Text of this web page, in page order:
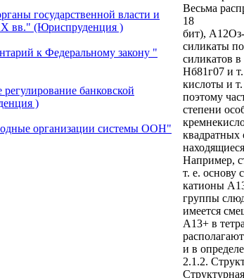
государственной власти и
вв." (Юриспруденция )
к Федеральному закону "
банковской
)
организации системы ООН"
Весьма
18
бит),
силикаты
силикатов
Нб81г07 и
кислоты и
поэтому
степени
квадратных
Например,
т. е. основу
катионы
группы
имеется
А13+ в
и в
2.1.2.